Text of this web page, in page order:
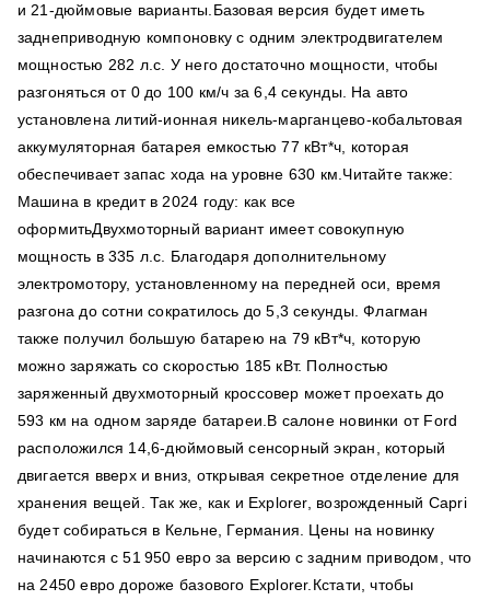
и 21-дюймовые варианты.Базовая версия будет иметь
заднеприводную компоновку с одним электродвигателем
мощностью 282 л.с. У него достаточно мощности, чтобы
разгоняться от 0 до 100 км/ч за 6,4 секунды. На авто
установлена ​​литий-ионная никель-марганцево-кобальтовая
аккумуляторная батарея емкостью 77 кВт*ч, которая
обеспечивает запас хода на уровне 630 км.Читайте также:
Машина в кредит в 2024 году: как все
оформитьДвухмоторный вариант имеет совокупную
мощность в 335 л.с. Благодаря дополнительному
электромотору, установленному на передней оси, время
разгона до сотни сократилось до 5,3 секунды. Флагман
также получил большую батарею на 79 кВт*ч, которую
можно заряжать со скоростью 185 кВт. Полностью
заряженный двухмоторный кроссовер может проехать до
593 км на одном заряде батареи.В салоне новинки от Ford
расположился 14,6-дюймовый сенсорный экран, который
двигается вверх и вниз, открывая секретное отделение для
хранения вещей. Так же, как и Explorer, возрожденный Capri
будет собираться в Кельне, Германия. Цены на новинку
начинаются с 51 950 евро за версию с задним приводом, что
на 2450 евро дороже базового Explorer.Кстати, чтобы